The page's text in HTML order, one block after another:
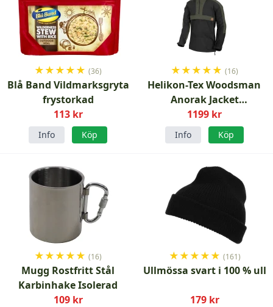
★★★★★ (36)
Blå Band Vildmarksgryta
frystorkad
113 kr
Info Köp
★★★★★ (16)
Helikon-Tex Woodsman
Anorak Jacket
Black/Skogsgrön
1199 kr
Info Köp
★★★★★ (16)
Mugg Rostfritt Stål
Karbinhake Isolerad
109 kr
★★★★★ (161)
Ullmössa svart i 100 % ull
179 kr